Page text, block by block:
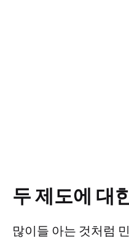
두 제도에 대
많이들 아는 것처럼